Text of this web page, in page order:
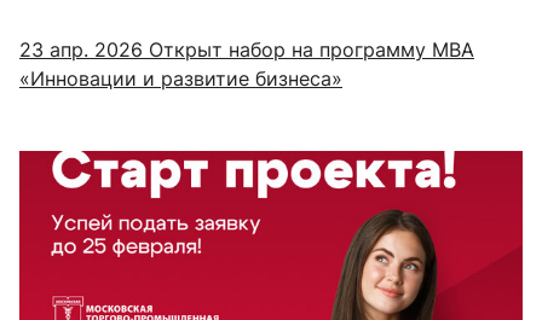
23 апр. 2026 Открыт набор на программу MBA
«Инновации и развитие бизнеса»